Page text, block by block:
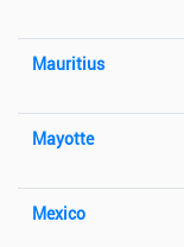
Mauritius
Mayotte
Mexico